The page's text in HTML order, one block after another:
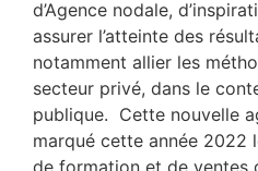
d’Agence nodale,
assurer l’atteinte des
notamment allier les
secteur privé, dans le
publique. Cette nouvelle
marqué cette année 2022